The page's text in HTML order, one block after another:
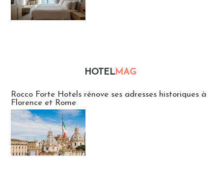
HOTELMAG
Rocco Forte Hotels rénove ses adresses historiques à
Florence et Rome